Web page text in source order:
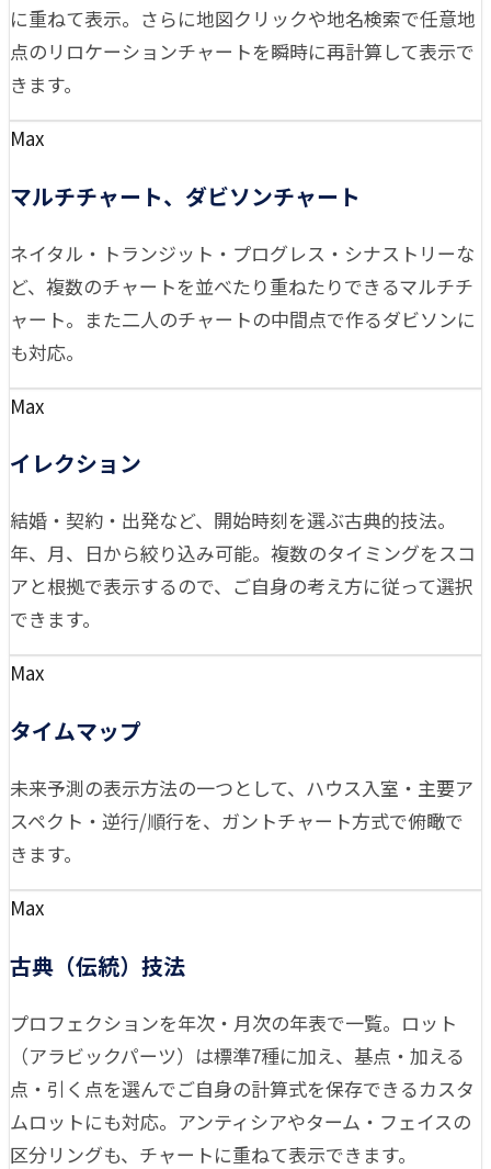
に重ねて表示。さらに地図クリックや地名検索で任意地
点のリロケーションチャートを瞬時に再計算して表示で
きます。
Max
マルチチャート、ダビソンチャート
ネイタル・トランジット・プログレス・シナストリーな
ど、複数のチャートを並べたり重ねたりできるマルチチ
ャート。また二人のチャートの中間点で作るダビソンに
も対応。
Max
イレクション
結婚・契約・出発など、開始時刻を選ぶ古典的技法。
年、月、日から絞り込み可能。複数のタイミングをスコ
アと根拠で表示するので、ご自身の考え方に従って選択
できます。
Max
タイムマップ
未来予測の表示方法の一つとして、ハウス入室・主要ア
スペクト・逆行/順行を、ガントチャート方式で俯瞰で
きます。
Max
古典（伝統）技法
プロフェクションを年次・月次の年表で一覧。ロット
（アラビックパーツ）は標準7種に加え、基点・加える
点・引く点を選んでご自身の計算式を保存できるカスタ
ムロットにも対応。アンティシアやターム・フェイスの
区分リングも、チャートに重ねて表示できます。